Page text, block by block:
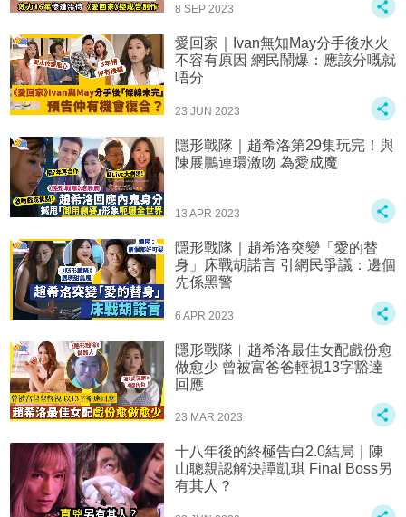
8 SEP 2023
愛回家｜Ivan無知May分手後水火
不容有原因 網民鬧爆：應該分嘅就
唔分
23 JUN 2023
隱形戰隊｜趙希洛第29集玩完！與
陳展鵬連環激吻 為愛成魔
13 APR 2023
隱形戰隊｜趙希洛突變「愛的替
身」床戰胡諾言 引網民爭議：邊個
先係黑警
6 APR 2023
隱形戰隊︱趙希洛最佳女配戲份愈
做愈少 曾被富爸爸輕視13字豁達
回應
23 MAR 2023
十八年後的終極告白2.0結局｜陳
山聰親認解決譚凱琪 Final Boss另
有其人？